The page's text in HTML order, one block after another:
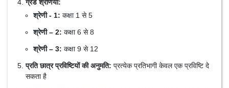
ग्रेड श्रेणियां:
श्रेणी - 1: कक्षा 1 से 5
श्रेणी – 2: कक्षा 6 से 8
श्रेणी – 3: कक्षा 9 से 12
प्रति छात्र प्रविष्टियों की अनुमति: प्रत्येक प्रतिभागी केवल एक प्रविष्टि दे
सकता है